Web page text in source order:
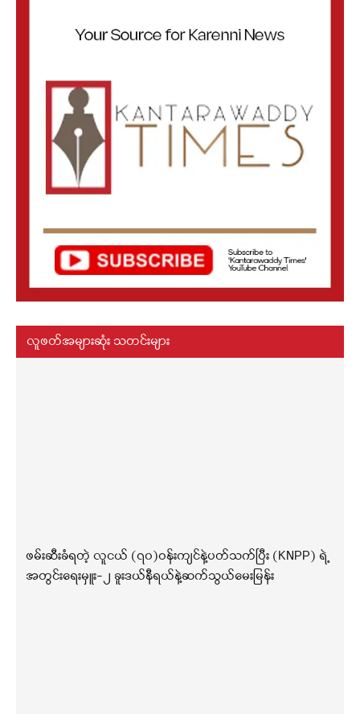
လူဖတ်အများဆုံး သတင်းများ
ဖမ်းဆီးခံရတဲ့ လူငယ် (၇၀)ဝန်းကျင်နဲ့ပတ်သက်ပြီး (KNPP) ရဲ့
အတွင်းရေးမှူး-၂ ခူးဒယ်နီရယ်နဲ့ဆက်သွယ်မေးမြန်း